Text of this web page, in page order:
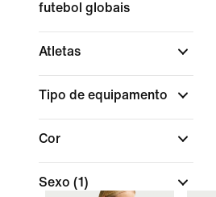
futebol globais
Atletas
Tipo de equipamento
Cor
Sexo (1)